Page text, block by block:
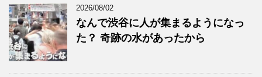
2026/08/02
なんで渋谷に人が集まるようになっ
た？ 奇跡の水があったから